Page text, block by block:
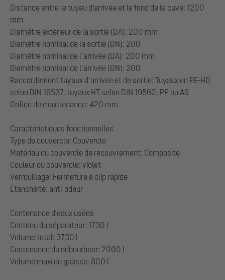
Distance entre le tuyau d'arrivée et le fond de la cuve: 1200
mm
Diamètre extérieur de la sortie (DA): 200 mm
Diamètre nominal de la sortie (DN): 200
Diamètre nominal de l’arrivée (DA): 200 mm
Diamètre nominal de l’arrivée (DN): 200
Raccordement tuyaux d’arrivée et de sortie: Tuyaux en PE-HD
selon DIN 19537, tuyaux HT selon DIN 19560, PP ou AS
Orifice de maintenance: 420 mm
Caractéristiques fonctionnelles
Type de couvercle: Couvercle
Matériau du couvercle de recouvrement: Composite
Couleur du couvercle: violet
Verrouillage: Fermeture à clip rapide
Étanchéité: anti-odeur
Contenance d'eaux usées
Contenu du séparateur: 1730 l
Volume total: 3730 l
Contenance du débourbeur: 2000 l
Volume maxi de graisse: 800 l